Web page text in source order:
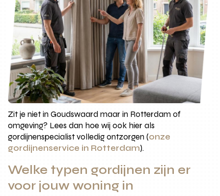
Zit je niet in Goudswaard maar in Rotterdam of
omgeving? Lees dan hoe wij ook hier als
gordijnenspecialist volledig ontzorgen (onze
gordijnenservice in Rotterdam).
Welke typen gordijnen zijn er
voor jouw woning in